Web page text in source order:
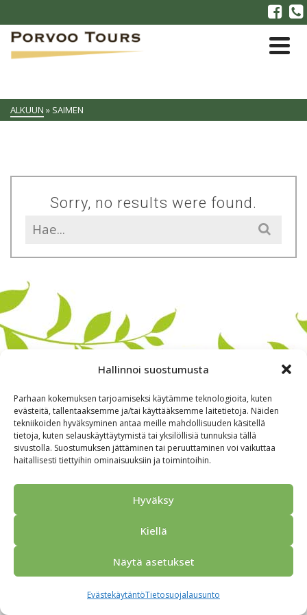
Hallinnoi suostumusta
Parhaan kokemuksen tarjoamiseksi käytämme teknologioita, kuten
evästeitä, tallentaaksemme ja/tai käyttääksemme laitetietoja. Näiden
tekniikoiden hyväksyminen antaa meille mahdollisuuden käsitellä
tietoja, kuten selauskäyttäytymistä tai yksilöllisiä tunnuksia tällä
sivustolla. Suostumuksen jättäminen tai peruuttaminen voi vaikuttaa
haitallisesti tiettyihin ominaisuuksiin ja toimintoihin.
Hyväksy
Kiellä
Näytä asetukset
EvästekäytäntöTietosuojalausunto
ALKUUN » SAIMEN
Sorry, no results were found.
Search
for:
Alkuun Ryhmille Kokous & Ohjelmat
Yhteistyökumppanit
Tarjouspyyntö
Anna palautetta
Tietosuojaseloste
© 2026 Porvoo Tours - matkanjärjestäjä / FPW